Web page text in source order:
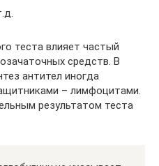
теста влияет частый
средств. В
антител иногда
– лимфоцитами.
результатом теста